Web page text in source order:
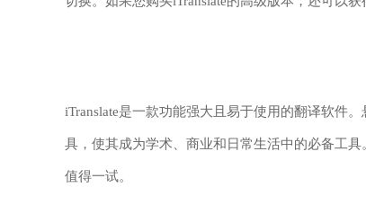
iTranslate是一款功能强大且易于使用的翻译软件
具，使其成为学术、商业和日常生活中的必备工
值得一试。